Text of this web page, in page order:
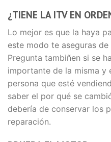
¿TIENE LA ITV EN
Lo mejor es que la haya
este modo te aseguras
Pregunta tambiñen si se
importante de la misma y
persona que esté
saber el por qué se
debería de conservar los
reparación.